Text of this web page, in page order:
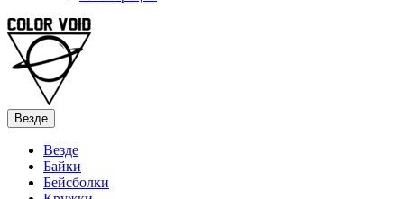
Везде
Везде
Байки
Бейсболки